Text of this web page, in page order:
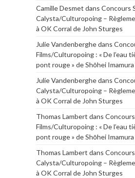
Camille Desmet dans Concours
Calysta/Culturopoing –
à OK Corral de John Sturges
Julie Vandenberghedans
Films/Culturopoing : « De l’eau
pont rouge » de Shōhei Imamura
Julie Vandenberghedans
Calysta/Culturopoing –
à OK Corral de John Sturges
Thomas Lambert dans
Films/Culturopoing : « De l’eau
pont rouge » de Shōhei Imamura
Thomas Lambert dans
Calysta/Culturopoing –
à OK Corral de John Sturges